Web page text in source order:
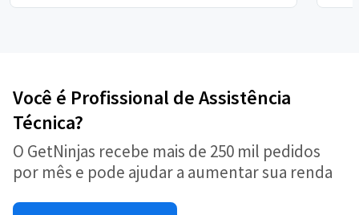
Você é Profissional de Assistência
Técnica?
O GetNinjas recebe mais de 250 mil pedidos
por mês e pode ajudar a aumentar sua renda